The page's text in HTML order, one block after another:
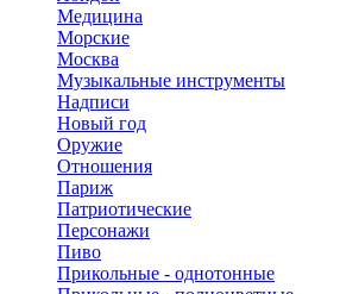
Медицина
Морские
Москва
Музыкальные инструменты
Надписи
Новый год
Оружие
Отношения
Париж
Патриотические
Персонажи
Пиво
Прикольные - однотонные